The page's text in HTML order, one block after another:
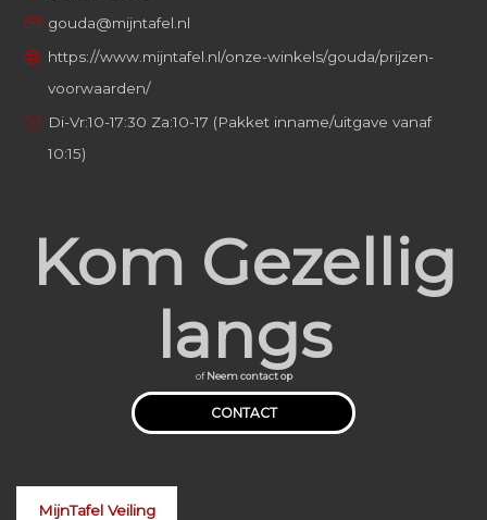
gouda@mijntafel.nl
https://www.mijntafel.nl/onze-winkels/gouda/prijzen-
voorwaarden/
Di-Vr:10-17:30 Za:10-17 (Pakket inname/uitgave vanaf
10:15)
Kom Gezellig
langs
ofNeem contact op
CONTACT
MijnTafel Veiling